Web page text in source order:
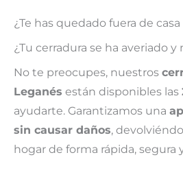
¿Te has quedado fuera de casa
¿Tu cerradura se ha averiado
No te preocupes, nuestros
Leganés están disponibles las
ayudarte. Garantizamos una
sin causar daños,
hogar de forma rápida, segura